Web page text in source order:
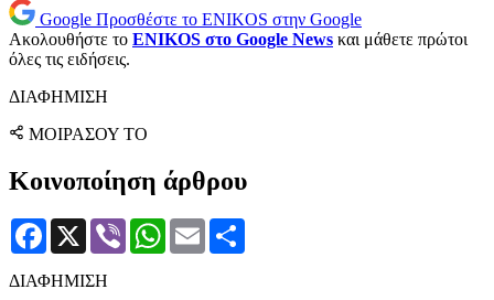
Google Προσθέστε το ENIKOS στην Google
Ακολουθήστε το ENIKOS στο Google News και μάθετε πρώτοι
όλες τις ειδήσεις.
ΔΙΑΦΗΜΙΣΗ
ΜΟΙΡΑΣΟΥ ΤΟ
Κοινοποίηση άρθρου
Facebook
X Viber WhatsApp
Email
ΔΙΑΦΗΜΙΣΗ